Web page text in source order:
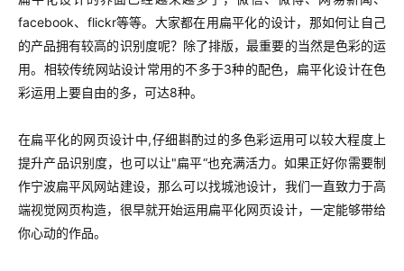
facebook、flickr等等。大家都在用扁平化的设计，那如何让自己
的产品拥有较高的识别度呢？除了排版，最重要的当然是色彩的运
用。相较传统网站设计常用的不多于3种的配色，扁平化设计在色
彩运用上要自由的多，可达8种。
在扁平化的网页设计中,仔细斟酌过的多色彩运用可以较大程度上
提升产品识别度，也可以让"扁平“也充满活力。如果正好你需要制
作宁波扁平风网站建设，那么可以找城池设计，我们一直致力于高
端视觉网页构造，很早就开始运用扁平化网页设计，一定能够带给
你心动的作品。